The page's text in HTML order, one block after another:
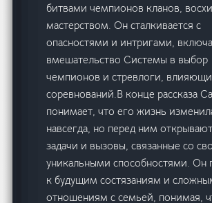
битвами чемпионов кланов,
мастерством. Он сталкивается с
опасностями и интригами,
вмешательство Системы в выбор
чемпионов и стревлоги,
соревнований.В конце рассказа
понимает, что его жизнь
навсегда, но перед ним
задачи и вызовы, связанные со
уникальными способностями. Он
к будущим состязаниям и
отношениям с семьей, понимая,